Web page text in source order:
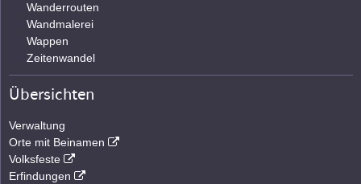
Wanderrouten
Wandmalerei
Wappen
Zeitenwandel
Übersichten
Verwaltung
Orte mit Beinamen
Volksfeste
Erfindungen